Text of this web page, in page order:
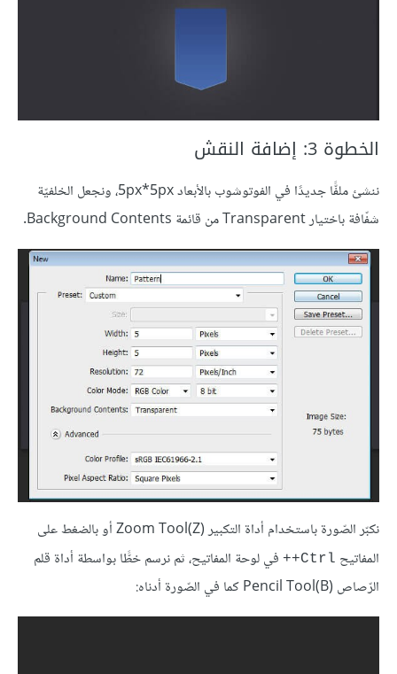
الخطوة 3: إضافة النقش
ننشئ ملفًّا جديدًا في الفوتوشوب بالأبعاد 5px*5px، ونجعل الخلفيّة
شفّافة باختيار Transparent من قائمة Background Contents.
نكبّر الصّورة باستخدام أداة التكبير (Zoom Tool(Z أو بالضغط على
المفاتيح Ctrl++
في لوحة المفاتيح، ثم نرسم خطًّا بواسطة أداة قلم
الرّصاص (Pencil Tool(B كما في الصّورة أدناه: